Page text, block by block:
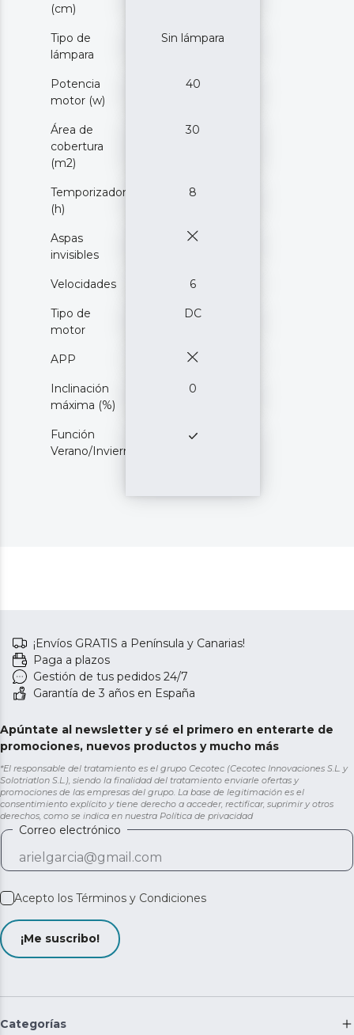
(cm)
Tipo de
lámpara
Sin lámpara
Potencia
motor (w)
40
Área de
cobertura
(m2)
30
Temporizador
(h)
8
Aspas
invisibles
Velocidades 6
Tipo de
motor
DC
APP
Inclinación
máxima (%)
0
Función
Verano/Invierno
¡Envíos GRATIS a Península y Canarias!
Paga a plazos
Gestión de tus pedidos 24/7
Garantía de 3 años en España
Apúntate al newsletter y sé el primero en enterarte de
promociones, nuevos productos y mucho más
*El responsable del tratamiento es el grupo Cecotec (Cecotec Innovaciones S.L. y
Solotriatlon S.L.), siendo la finalidad del tratamiento enviarle ofertas y
promociones de las empresas del grupo. La base de legitimación es el
consentimiento explícito y tiene derecho a acceder, rectificar, suprimir y otros
derechos, como se indica en nuestra Política de privacidad
Correo electrónico
Acepto los Términos y Condiciones
¡Me suscribo!
Categorías